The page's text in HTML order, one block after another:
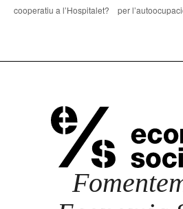
cooperatiu a l’Hospitalet?
per